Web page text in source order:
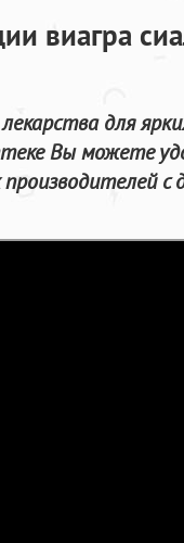
виагра
для
Вы можете
с